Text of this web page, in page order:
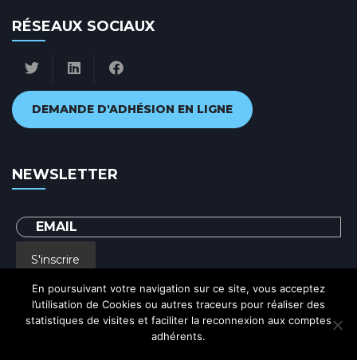
RÉSEAUX SOCIAUX
DEMANDE D'ADHÉSION EN LIGNE
NEWSLETTER
S'inscrire
En renseignant votre adresse email, vous acceptez de recevoir par courrier
electronique notre lettre d'information et vous prenez connaissance de notre
En poursuivant votre navigation sur ce site, vous acceptez
l’utilisation de Cookies ou autres traceurs pour réaliser des
statistiques de visites et faciliter la reconnexion aux comptes
adhérents.